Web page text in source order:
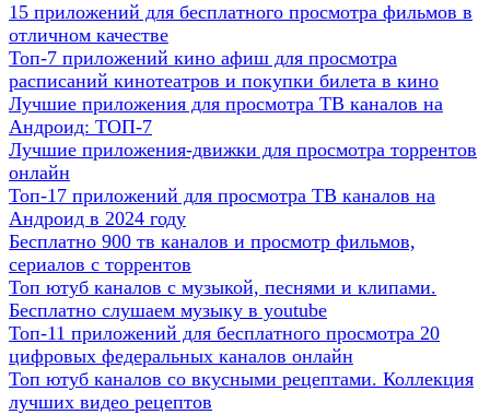
15 приложений для бесплатного просмотра фильмов в
отличном качестве
Топ-7 приложений кино афиш для просмотра
расписаний кинотеатров и покупки билета в кино
Лучшие приложения для просмотра ТВ каналов на
Андроид: ТОП-7
Лучшие приложения-движки для просмотра торрентов
онлайн
Топ-17 приложений для просмотра ТВ каналов на
Андроид в 2024 году
Бесплатно 900 тв каналов и просмотр фильмов,
сериалов с торрентов
Топ ютуб каналов с музыкой, песнями и клипами.
Бесплатно слушаем музыку в youtube
Топ-11 приложений для бесплатного просмотра 20
цифровых федеральных каналов онлайн
Топ ютуб каналов со вкусными рецептами. Коллекция
лучших видео рецептов